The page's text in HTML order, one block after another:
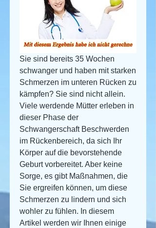
Sie sind bereits 35 Wochen
schwanger und haben mit starken
Schmerzen im unteren Rücken zu
kämpfen? Sie sind nicht allein.
Viele werdende Mütter erleben in
dieser Phase der
Schwangerschaft Beschwerden
im Rückenbereich, da sich Ihr
Körper auf die bevorstehende
Geburt vorbereitet. Aber keine
Sorge, es gibt Maßnahmen, die
Sie ergreifen können, um diese
Schmerzen zu lindern und sich
wohler zu fühlen. In diesem
Artikel werden wir Ihnen einige